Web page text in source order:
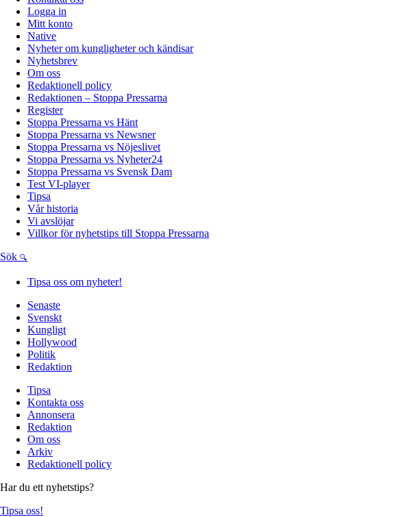
Logga in
Mitt konto
Native
Nyheter om kungligheter och kändisar
Nyhetsbrev
Om oss
Redaktionell policy
Redaktionen – Stoppa Pressarna
Register
Stoppa Pressarna vs Hänt
Stoppa Pressarna vs Newsner
Stoppa Pressarna vs Nöjeslivet
Stoppa Pressarna vs Nyheter24
Stoppa Pressarna vs Svensk Dam
Test VI-player
Tipsa
Vår historia
Vi avslöjar
Villkor för nyhetstips till Stoppa Pressarna
Sök
Tipsa oss om nyheter!
Senaste
Svenskt
Kungligt
Hollywood
Politik
Redaktion
Tipsa
Kontakta oss
Annonsera
Redaktion
Om oss
Arkiv
Redaktionell policy
Har du ett nyhetstips?
Tipsa oss!